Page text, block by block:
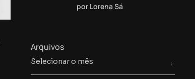
por Lorena Sá
Arquivos